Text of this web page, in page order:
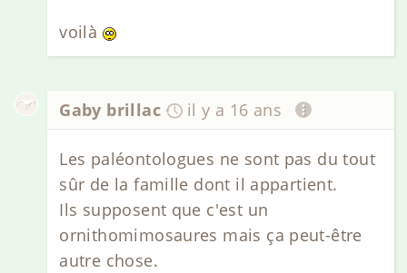
voilà
Gaby brillac il y a 16 ans
Les paléontologues ne sont pas du tout
sûr de la famille dont il appartient.
Ils supposent que c'est un
ornithomimosaures mais ça peut-être
autre chose.